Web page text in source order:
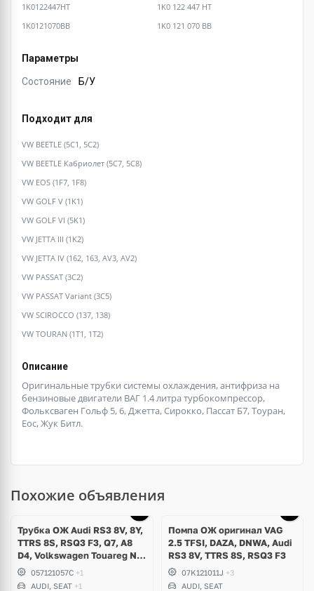
1K0122447HT
1K0 122 447 HT
1K0121070BB
1K0 121 070 BB
Параметры
Состояние Б/У
Подходит для
VW BEETLE (5C1, 5C2)
VW BEETLE Кабриолет (5C7, 5C8)
VW EOS (1F7, 1F8)
VW GOLF V (1K1)
VW GOLF VI (5K1)
VW JETTA III (1K2)
VW JETTA IV (162, 163, AV3, AV2)
VW PASSAT (3C2)
VW PASSAT Variant (3C5)
VW SCIROCCO (137, 138)
VW TOURAN (1T1, 1T2)
Описание
Оригинальные трубки системы охлаждения, антифриза на
бензиновые двигатели ВАГ 1.4 литра турбокомпрессор,
Фольксваген Гольф 5, 6, Джетта, Сирокко, Пассат Б7, Тоуран,
Еос, Жук Битл.
Похожие объявления
Трубка ОЖ Audi RS3 8V, 8Y,
TTRS 8S, RSQ3 F3, Q7, A8
D4, Volkswagen Touareg NF,
Seat Formentor Cupra 2.5
TFSI DAZA, DNWA, CZGB
057121057C +1
AUDI, SEAT +1
Помпа ОЖ оригинал VAG
2.5 TFSI, DAZA, DNWA, Audi
RS3 8V, TTRS 8S, RSQ3 F3
07K121011J +3
AUDI, SEAT